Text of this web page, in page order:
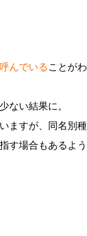
んでいる ことがわ
ない結果に。
ますが、同名別種
す場合もあるよう